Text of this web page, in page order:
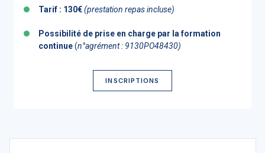
Tarif : 130€(prestation repas incluse)
Possibilité de prise en charge par la formation
continue(n°agrément : 9130PO48430)
INSCRIPTIONS